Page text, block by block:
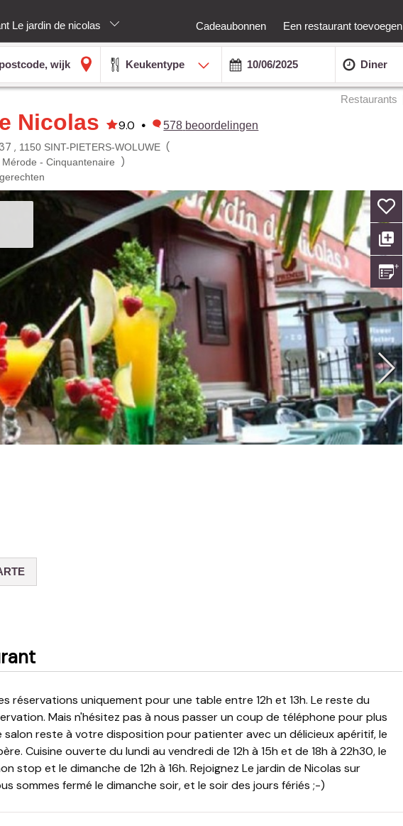
Le jardin de nicolas Cadeaubonnen Een restaurant toevoegen
Keukentype Diner
Restaurants
Nicolas 9.0 • 578 beoordelingen
1150 SINT-PIETERS-WOLUWE(
- Cinquantenaire )
Mais n'hésitez pas à nous passer un coup de téléphone pour plus
salon reste à votre disposition pour patienter avec un délicieux apéritif, le
Cuisine ouverte du lundi au vendredi de 12h à 15h et de 18h à 22h30, le
stop et le dimanche de 12h à 16h. Rejoignez Le jardin de Nicolas sur
sommes fermé le dimanche soir, et le soir des jours fériés ;-)